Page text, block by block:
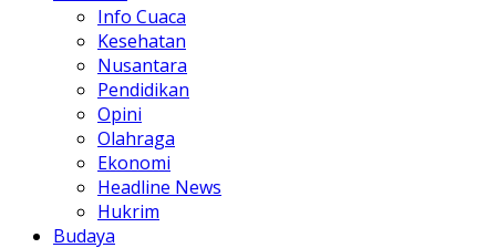
Info Cuaca
Kesehatan
Nusantara
Pendidikan
Opini
Olahraga
Ekonomi
Headline News
Hukrim
Budaya